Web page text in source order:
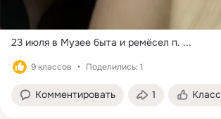
23 июля в Музее быта и ремёсел п. ...
9 классов Поделились: 1
Комментировать 1 Класс